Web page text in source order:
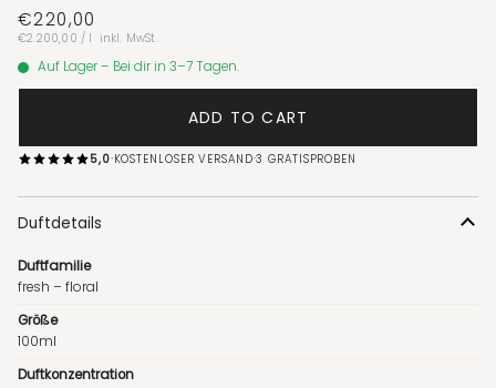
€220,00
Unit
€2.200,00 /per
l inkl. MwSt.
Auf Lager – Bei dir in 3–7 Tagen.
ADD TO CART
5,0·KOSTENLOSER VERSAND·3 GRATISPROBEN
Duftdetails
Duftfamilie
fresh – floral
Größe
100ml
Duftkonzentration